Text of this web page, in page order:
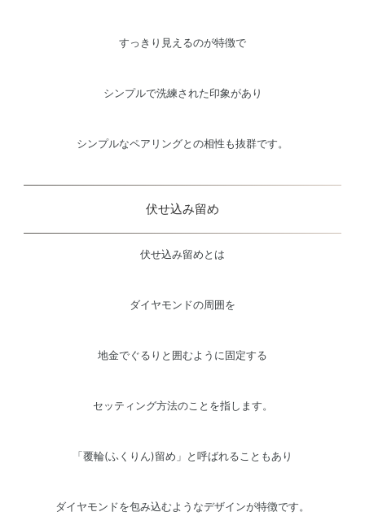
すっきり見えるのが特徴で
シンプルで洗練された印象があり
シンプルなペアリングとの相性も抜群です。
伏せ込み留め
伏せ込み留めとは
ダイヤモンドの周囲を
地金でぐるりと囲むように固定する
セッティング方法のことを指します。
「覆輪(ふくりん)留め」と呼ばれることもあり
ダイヤモンドを包み込むようなデザインが特徴です。